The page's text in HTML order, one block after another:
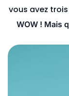
vous avez
WOW ! Mais